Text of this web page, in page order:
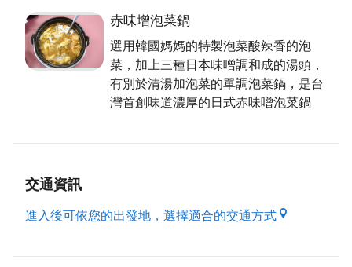
赤味增泡菜鍋
選用韓國媽媽的特製泡菜酸辣香的泡
菜，加上三種日本味噌調和成的湯頭，
有別於清湯加泡菜的單調泡菜鍋，是台
灣首創味道濃厚的日式赤味噌泡菜鍋
交通資訊
進入後可依您的出發地，選擇適合的交通方式